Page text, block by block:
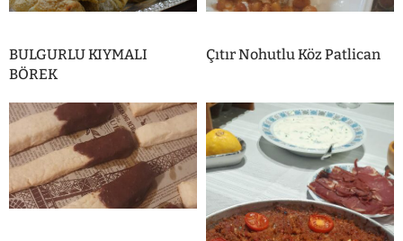
BULGURLU KIYMALI
BÖREK
Çıtır Nohutlu Köz Patlican